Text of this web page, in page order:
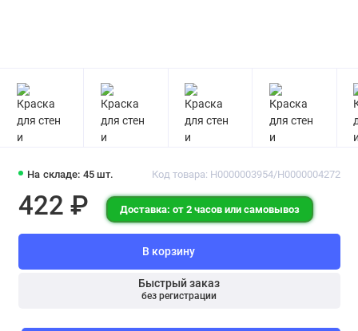
На складе: 45 шт. Код товара: Н0000003954/Н0000004272
422 ₽ Доставка: от 2 часов или самовывоз
В корзину
Быстрый заказ
без регистрации